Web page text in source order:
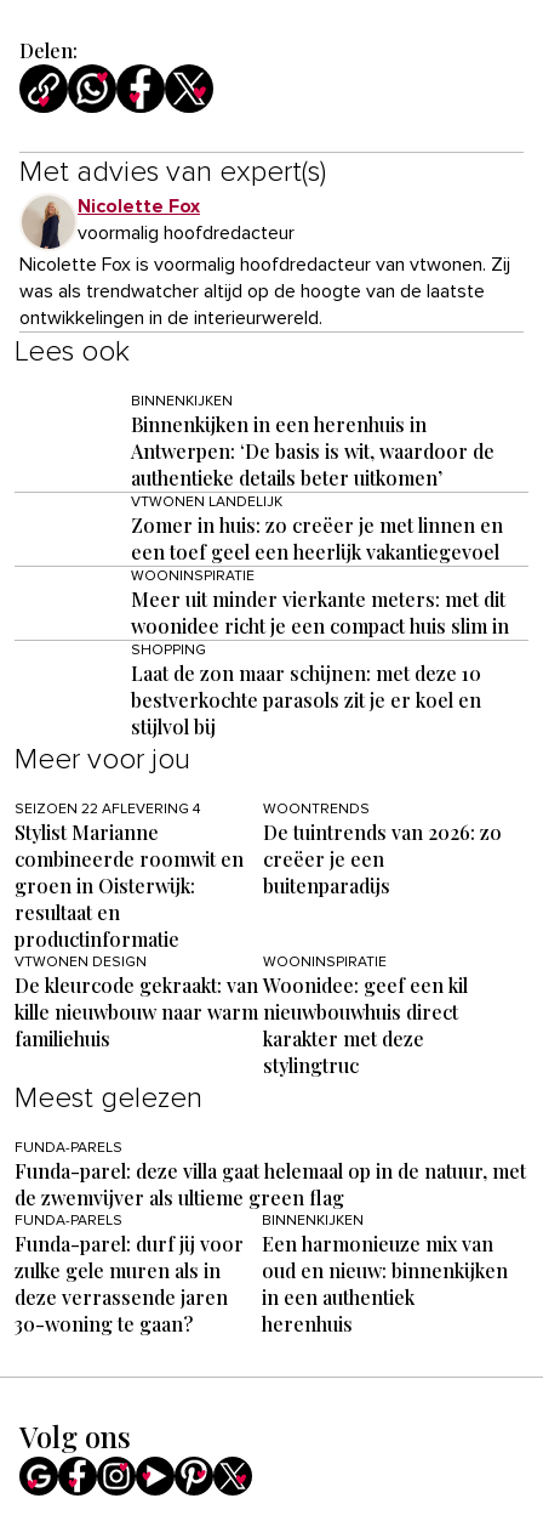
Delen:
Met advies van expert(s)
Nicolette Fox
voormalig hoofdredacteur
Nicolette Fox is voormalig hoofdredacteur van vtwonen. Zij
was als trendwatcher altijd op de hoogte van de laatste
ontwikkelingen in de interieurwereld.
Lees ook
BINNENKIJKEN
Binnenkijken in een herenhuis in
Antwerpen: ‘De basis is wit, waardoor de
authentieke details beter uitkomen’
VTWONEN LANDELIJK
Zomer in huis: zo creëer je met linnen en
een toef geel een heerlijk vakantiegevoel
WOONINSPIRATIE
Meer uit minder vierkante meters: met dit
woonidee richt je een compact huis slim in
SHOPPING
Laat de zon maar schijnen: met deze 10
bestverkochte parasols zit je er koel en
stijlvol bij
Meer voor jou
SEIZOEN 22 AFLEVERING 4
Stylist Marianne
combineerde roomwit en
groen in Oisterwijk:
resultaat en
productinformatie
WOONTRENDS
De tuintrends van 2026: zo
creëer je een
buitenparadijs
VTWONEN DESIGN
De kleurcode gekraakt: van
kille nieuwbouw naar warm
familiehuis
WOONINSPIRATIE
Woonidee: geef een kil
nieuwbouwhuis direct
karakter met deze
stylingtruc
Meest gelezen
FUNDA-PARELS
Funda-parel: deze villa gaat helemaal op in de natuur, met
de zwemvijver als ultieme green flag
FUNDA-PARELS
Funda-parel: durf jij voor
zulke gele muren als in
deze verrassende jaren
30-woning te gaan?
BINNENKIJKEN
Een harmonieuze mix van
oud en nieuw: binnenkijken
in een authentiek
herenhuis
Volg ons